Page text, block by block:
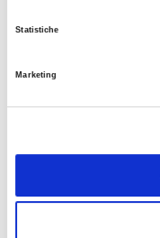
Statistiche
Marketing
43
49
</
<div